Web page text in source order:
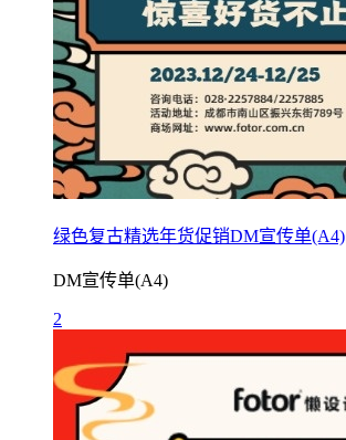
绿色复古精选年货促销DM宣传单(A4)
DM宣传单(A4)
2